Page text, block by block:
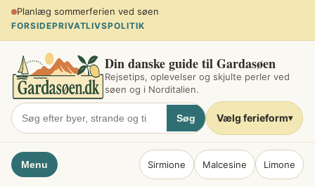
Spring
indhold
Planlæg sommerferien ved søen
FORSIDEPRIVATLIVSPOLITIK
Din danske guide til Gardasøen
Rejsetips, oplevelser og skjulte perler ved
søen og i Norditalien.
Søg Vælg ferieform▾
Menu Sirmione Malcesine Limone